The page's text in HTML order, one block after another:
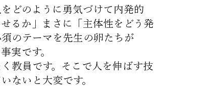
どのように勇気づけて内発的
るか」まさに「主体性をどう発
のテーマを先生の卵たちが
実です。
教員です。そこで人を伸ばす技
ないと大変です。